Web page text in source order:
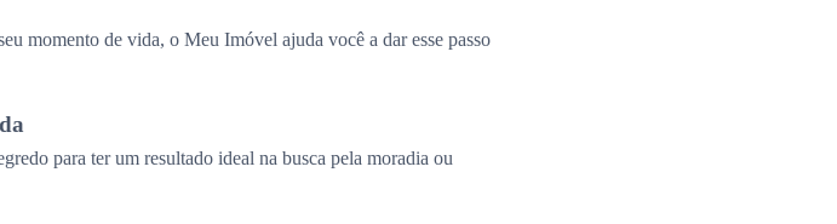
momento de vida, o Meu Imóvel ajuda você a dar esse passo
para ter um resultado ideal na busca pela moradia ou